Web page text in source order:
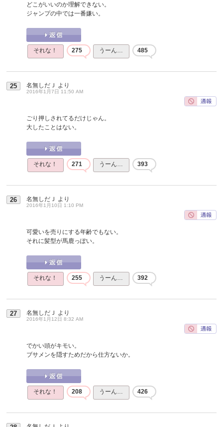
どこがいいのか理解できない。
ジャンプの中では一番嫌い。
それな！ 275 うーん… 485
25 名無しだＪ より
2016年1月7日 11:50 AM
ごり押しされてるだけじゃん。
大したことはない。
それな！ 271 うーん… 393
26 名無しだＪ より
2016年1月10日 1:10 PM
可愛いを売りにする年齢でもない。
それに髪型が馬鹿っぽい。
それな！ 255 うーん… 392
27 名無しだＪ より
2016年1月12日 8:32 AM
でかい頭がキモい。
ブサメンを隠すためだから仕方ないか。
それな！ 208 うーん… 426